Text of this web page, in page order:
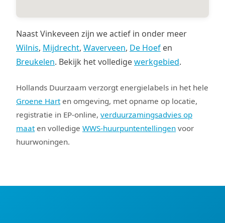
Naast Vinkeveen zijn we actief in onder meer
Wilnis, Mijdrecht, Waverveen, De Hoef en
Breukelen. Bekijk het volledigewerkgebied.
Hollands Duurzaam verzorgt energielabels in het hele
Groene Harten omgeving, met opname op locatie,
registratie in EP-online, verduurzamingsadvies op
maaten volledige WWS-huurpuntentellingen voor
huurwoningen.